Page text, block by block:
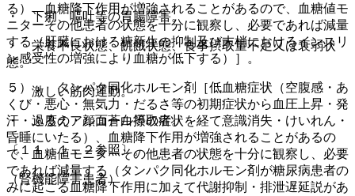
る）、血糖降下作用が増強されることがあるので、血糖値モ
ニターその他患者の状態を十分に観察し、必要であれば減量
する（肝臓における糖新生の抑制及び末梢におけるインスリ
ン感受性の増強により血糖が低下する）］。
５）． タンパク同化ホルモン剤［低血糖症状（空腹感・あ
くび・悪心・無気力・だるさ等の初期症状から血圧上昇・発
汗・ふるえ・顔面蒼白等の症状を経て意識消失・けいれん・
昏睡にいたる）、血糖降下作用が増強されることがあるの
で、血糖値モニターその他患者の状態を十分に観察し、必要
であれば減量する（タンパク同化ホルモン剤が糖尿病患者の
みに起こる血糖降下作用に加えて代謝抑制・排泄遅延説があ
・ 下痢、嘔吐等の胃腸障害。
・ 栄養不良状態、飢餓状態、食事摂取量不足又は衰弱状
態。
・ 激しい筋肉運動。
・ 過度のアルコール摂取者。
〔１１．１．２参照〕。
（腎機能障害患者）